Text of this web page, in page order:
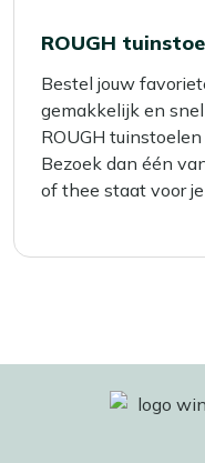
ROUGH
Bestel jouw
gemakkelijk en
ROUGH
Bezoek dan één
of thee staat voor